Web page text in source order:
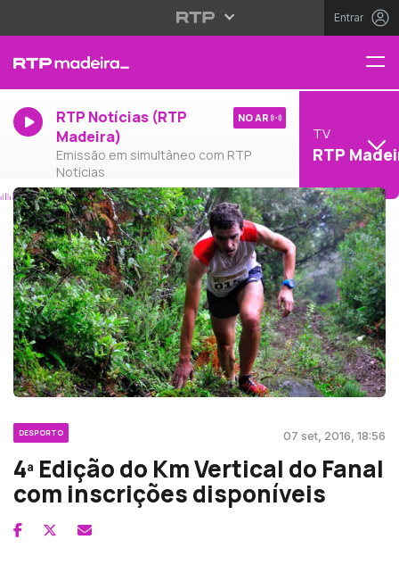
Entrar
RTP Notícias (RTP
Madeira)
Emissão em simultâneo com RTP
Notícias
NO AR
TV
RTP
DESPORTO 07 set, 2016, 18:56
4ª Edição do Km Vertical do Fanal
com inscrições disponíveis